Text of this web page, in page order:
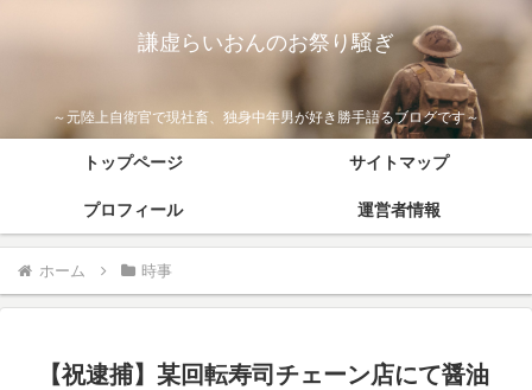
謙虚らいおんのお祭り騒ぎ
～元陸上自衛官で現社畜、独身中年男が好き勝手語るブログです～
トップページ サイトマップ
プロフィール 運営者情報
ホーム 時事
【祝逮捕】某回転寿司チェーン店にて醤油